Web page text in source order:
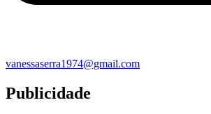
vanessaserra1974@gmail.com
Publicidade